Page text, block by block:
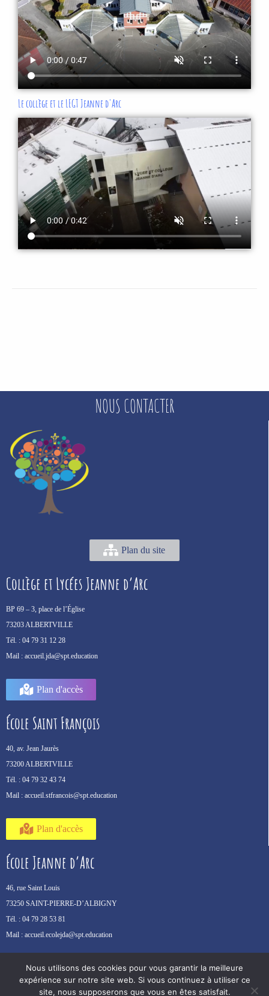
Le collège et le LEGT Jeanne d'Arc
NOUS CONTACTER
Plan du site
Collège et Lycées Jeanne d’Arc
BP 69 – 3, place de l’Église
73203 ALBERTVILLE
Tél. : 04 79 31 12 28
Mail : accueil.jda@spt.education
Plan d'accès
École Saint François
40, av. Jean Jaurès
73200 ALBERTVILLE
Tél. : 04 79 32 43 74
Mail : accueil.stfrancois@spt.education
Plan d'accès
École Jeanne d’Arc
46, rue Saint Louis
73250 SAINT-PIERRE-D’ALBIGNY
Tél. : 04 79 28 53 81
Mail : accueil.ecolejda@spt.education
Plan d'accès
Nous utilisons des cookies pour vous garantir la meilleure
expérience sur notre site web. Si vous continuez à utiliser ce
site, nous supposerons que vous en êtes satisfait.